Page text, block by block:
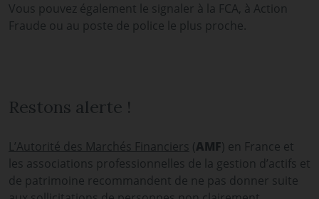
Vous pouvez également le signaler à la FCA, à Action
Fraude ou au poste de police le plus proche.
Restons alerte !
L’Autorité des Marchés Financiers (AMF) en France et
les associations professionnelles de la gestion d’actifs et
de patrimoine recommandent de ne pas donner suite